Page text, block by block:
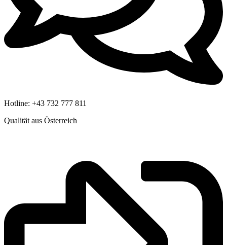
Hotline: +43 732 777 811
Qualität aus Österreich